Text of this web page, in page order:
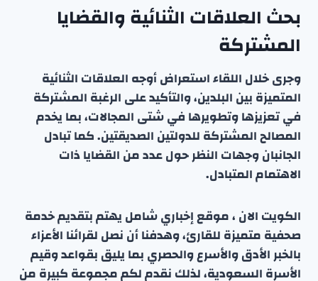
بحث العلاقات الثنائية والقضايا
المشتركة
وجرى خلال اللقاء استعراض أوجه العلاقات الثنائية
المتميزة بين البلدين، والتأكيد على الرغبة المشتركة
في تعزيزها وتطويرها في شتى المجالات، بما يخدم
المصالح المشتركة للدولتين الصديقتين. كما تبادل
الجانبان وجهات النظر حول عدد من القضايا ذات
الاهتمام المتبادل.
الكويت الان ، موقع إخباري شامل يهتم بتقديم خدمة
صحفية متميزة للقارئ، وهدفنا أن نصل لقرائنا الأعزاء
بالخبر الأدق والأسرع والحصري بما يليق بقواعد وقيم
الأسرة السعودية، لذلك نقدم لكم مجموعة كبيرة من